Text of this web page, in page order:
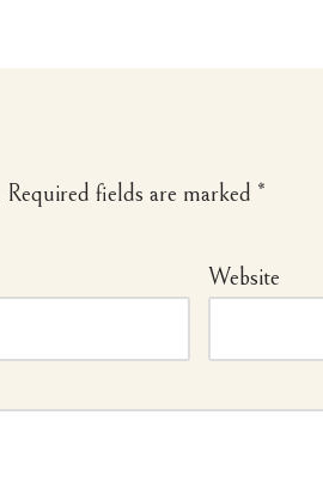
Required fields are marked *
Website